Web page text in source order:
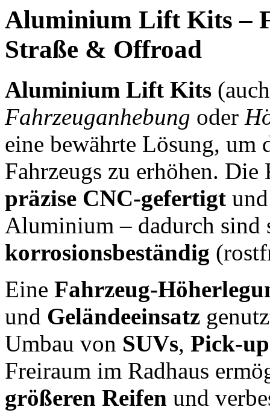
Aluminium Lift Kits –
Straße & Offroad
Aluminium Lift Kits
Fahrzeuganhebung oder
eine bewährte Lösung, um
Fahrzeugs zu erhöhen.
präzise CNC-gefertigt
Aluminium – dadurch sind
korrosionsbeständig
Eine Fahrzeug-
und Geländeeinsatz
Umbau von SUVs, Pick-
Freiraum im Radhaus
größeren Reifen und